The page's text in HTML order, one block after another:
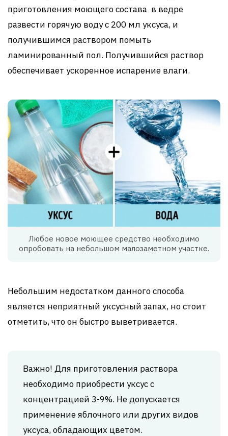
приготовления моющего состава в ведре
развести горячую воду с 200 мл уксуса, и
получившимся раствором помыть
ламинированный пол. Получившийся раствор
обеспечивает ускоренное испарение влаги.
Любое новое моющее средство необходимо
опробовать на небольшом малозаметном участке.
Небольшим недостатком данного способа
является неприятный уксусный запах, но стоит
отметить, что он быстро выветривается.
Важно! Для приготовления раствора
необходимо приобрести уксус с
концентрацией 3-9%. Не допускается
применение яблочного или других видов
уксуса, обладающих цветом.